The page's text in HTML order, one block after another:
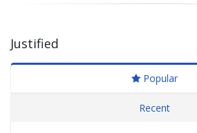
Justified
Popular
Recent